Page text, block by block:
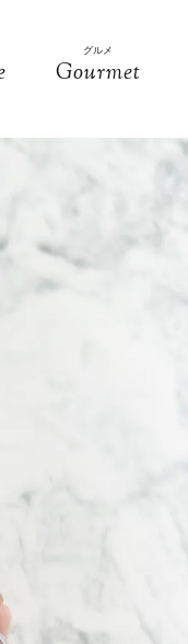
グルメ
Gourmet